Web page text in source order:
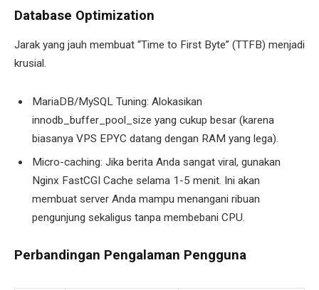
Database Optimization
Jarak yang jauh membuat “Time to First Byte” (TTFB) menjadi
krusial.
MariaDB/MySQL Tuning: Alokasikan
innodb_buffer_pool_size yang cukup besar (karena
biasanya VPS EPYC datang dengan RAM yang lega).
Micro-caching: Jika berita Anda sangat viral, gunakan
Nginx FastCGI Cache selama 1-5 menit. Ini akan
membuat server Anda mampu menangani ribuan
pengunjung sekaligus tanpa membebani CPU.
Perbandingan Pengalaman Pengguna